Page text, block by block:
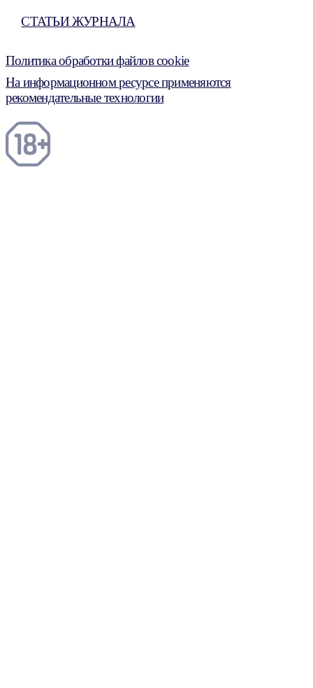
СТАТЬИ ЖУРНАЛА
Политика обработки файлов cookie
На информационном ресурсе применяются
рекомендательные технологии